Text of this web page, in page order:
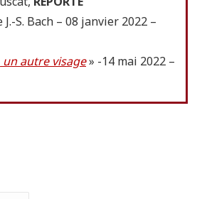
J.-S. Bach – 08 janvier 2022 –
autre visage» -14 mai 2022 –